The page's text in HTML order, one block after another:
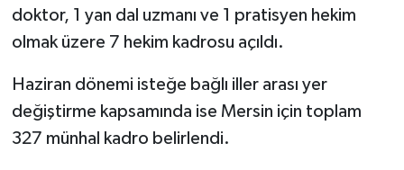
doktor, 1 yan dal uzmanı ve 1 pratisyen hekim
olmak üzere 7 hekim kadrosu açıldı.
Haziran dönemi isteğe bağlı iller arası yer
değiştirme kapsamında ise Mersin için toplam
327 münhal kadro belirlendi.